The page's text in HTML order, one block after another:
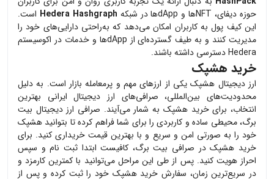
حوزه دیفای، NFTها و dAppها در شبکه
Hedera Hashgraph است.
این کیف پول به کاربران امکان می‌دهد که به‌راحتی دارایی‌های خود را
مدیریت کنند و به طیف گسترده‌ای از dAppها و خدمات در اکوسیستم
Hedera دسترسی داشته باشند.
خرید هشپک
ارز دیجیتال هشپکیکی از ارزهای مهم و پرمعامله بازار است. به دلیل
محدودیت‌های بین‌المللی، صرافی‌های ارز دیجیتال ایرانی بهترین
انتخاب، برای خریدهشپک به شمار می‌آیند. صرافی ارز دیجیتال بیت
برگ، محیطی ساده و کاربردی را برای شما فراهم کرده تا بتوانید هشپک
خود را به صورتی امن و سریع و با بهترین قیمت خریداری کنید. برای
خرید هشپکدر صرافی بیت برگ، کافیست ابتدا ثبت نام و سپس
احراز هویت کنید. پس از طی این مراحل می‌توانید با کمترین کارمزد و
در سریع‌ترین زمان، سفارش خرید هشپک خود را ثبت کرده و پس از